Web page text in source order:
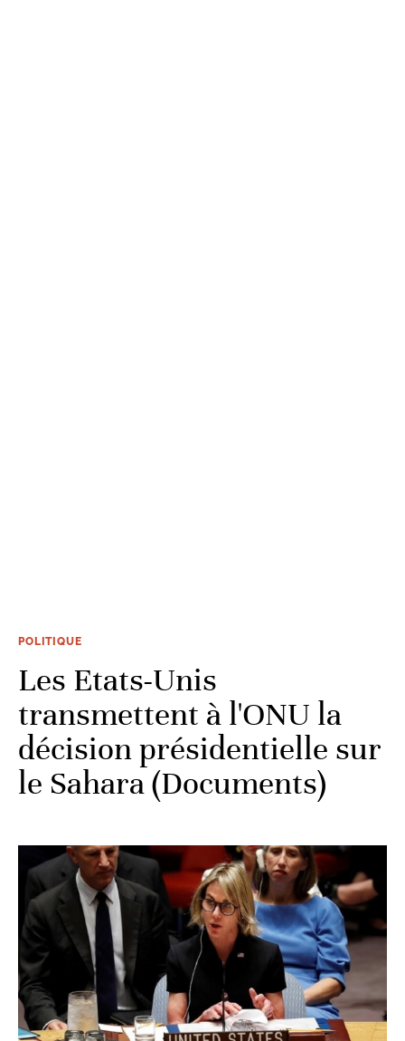
POLITIQUE
Les Etats-Unis
transmettent à l'ONU la
décision présidentielle sur
le Sahara (Documents)